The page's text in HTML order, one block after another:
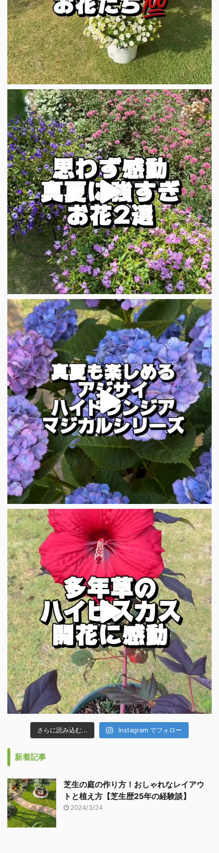
さらに読み込む... Instagram でフォロー
新着記事
芝生の庭の作り方！おしゃれなレイアウ
トと植え方【芝生歴25年の経験談】
2024/3/24